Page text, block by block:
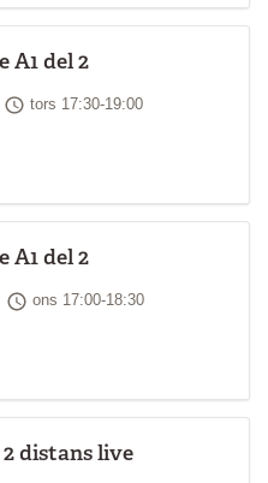
A1 del 2
Tid
tors 17:30-19:00
A1 del 2
Tid
ons 17:00-18:30
distans live